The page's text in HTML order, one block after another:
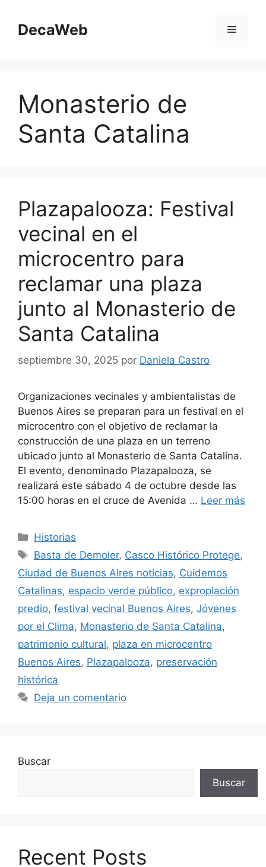
contenido
DecaWeb Menú
Monasterio de
Santa Catalina
Plazapalooza: Festival
vecinal en el
microcentro para
reclamar una plaza
junto al Monasterio de
Santa Catalina
septiembre 30, 2025 por Daniela Castro
Organizaciones vecinales y ambientalistas de
Buenos Aires se preparan para un festival en el
microcentro con el objetivo de reclamar la
construcción de una plaza en un terreno
ubicado junto al Monasterio de Santa Catalina.
El evento, denominado Plazapalooza, se
realizará este sábado 4 de octubre desde las
15:00 horas en el cruce de Avenida … Leer más
Categorías
Historias
Etiquetas
Basta de Demoler, Casco Histórico Protege,
Ciudad de Buenos Aires noticias, Cuidemos
Catalinas, espacio verde público, expropiación
predio, festival vecinal Buenos Aires, Jóvenes
por el Clima, Monasterio de Santa Catalina,
patrimonio cultural, plaza en microcentro
Buenos Aires, Plazapalooza, preservación
histórica
Deja un comentario
Buscar
Buscar
Recent Posts